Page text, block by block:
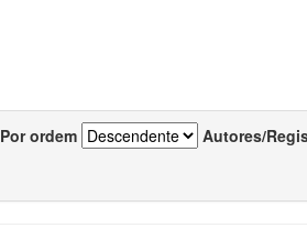
Por ordem Autores/